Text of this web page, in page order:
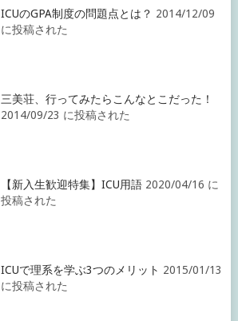
ICUのGPA制度の問題点とは？ 2014/12/09
に投稿された
三美荘、行ってみたらこんなとこだった！
2014/09/23 に投稿された
【新入生歓迎特集】ICU用語 2020/04/16 に
投稿された
ICUで理系を学ぶ3つのメリット 2015/01/13
に投稿された